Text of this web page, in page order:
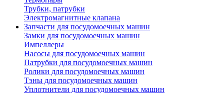
Трубки, патрубки
Электромагнитные клапана
Запчасти для посудомоечных машин
Замки для посудомоечных машин
Импеллеры
Насосы для посудомоечных машин
Патрубки для посудомоечных машин
Ролики для посудомоечных машин
Тэны для посудомоечных машин
Уплотнители для посудомоечных машин